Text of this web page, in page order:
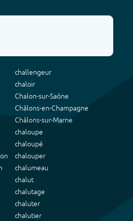
challengeur
chaloir
Chalon-sur-Saône
Châlons-en-Champagne
Châlons-sur-Marne
chaloupe
chaloupé
chalouper
chalumeau
chalut
chalutage
chaluter
chalutier